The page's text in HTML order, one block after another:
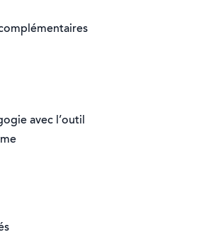
avec l’outil